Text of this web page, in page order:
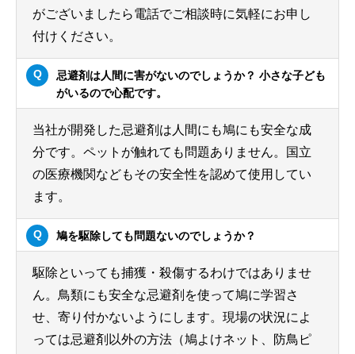
がございましたら電話でご相談時に気軽にお申し
付けください。
忌避剤は人間に害がないのでしょうか？ 小さな子ども
がいるので心配です。
当社が開発した忌避剤は人間にも鳩にも安全な成
分です。ペットが触れても問題ありません。国立
の医療機関などもその安全性を認めて使用してい
ます。
鳩を駆除しても問題ないのでしょうか？
駆除といっても捕獲・殺傷するわけではありませ
ん。鳥類にも安全な忌避剤を使って鳩に学習さ
せ、寄り付かないようにします。現場の状況によ
っては忌避剤以外の方法（鳩よけネット、防鳥ピ